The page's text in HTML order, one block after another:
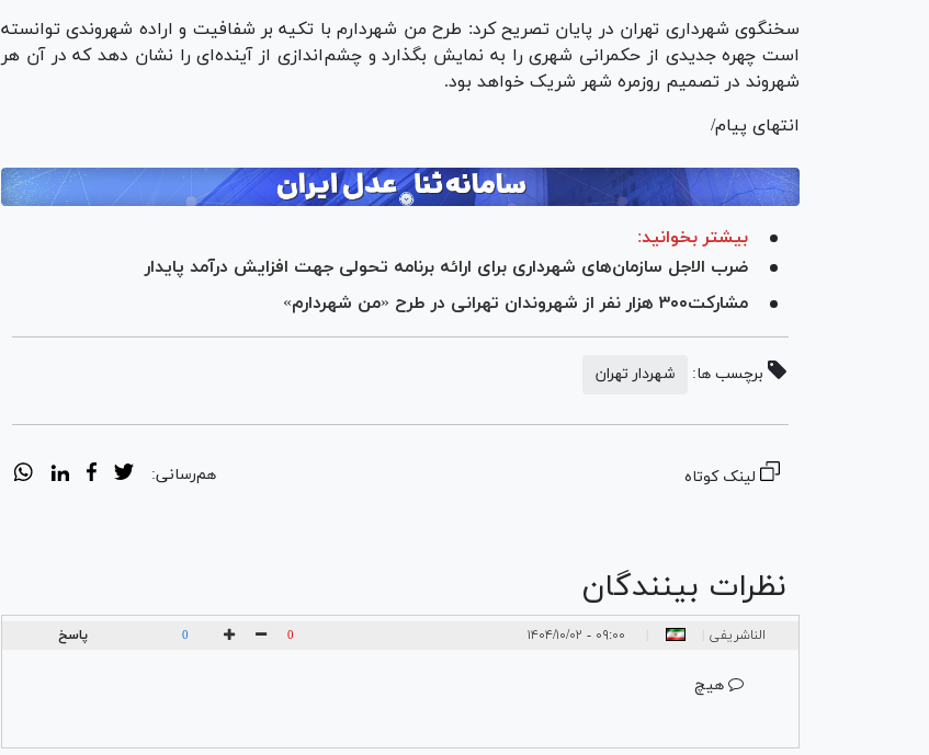
سخنگوی شهرداری تهران در پایان تصریح کرد: طرح من شهردارم با تکیه بر شفافیت و اراده شهروندی توانسته
است چهره جدیدی از حکمرانی شهری را به نمایش بگذارد و چشم‌اندازی از آینده‌ای را نشان دهد که در آن هر
شهروند در تصمیم روزمره شهر شریک خواهد بود.
انتهای پیام/
بیشتر بخوانید:
ضرب الاجل سازمان‌های شهرداری برای ارائه برنامه تحولی جهت افزایش درآمد پایدار
مشارکت۳۰۰ هزار نفر از شهروندان تهرانی در طرح «من شهردارم»
برچسب ها: شهردار تهران
لینک کوتاه هم‌رسانی:
نظرات بینندگان
الناشریفی ۰۹:۰۰ - ۱۴۰۴/۱۰/۰۲ 0
0 پاسخ
هیچ